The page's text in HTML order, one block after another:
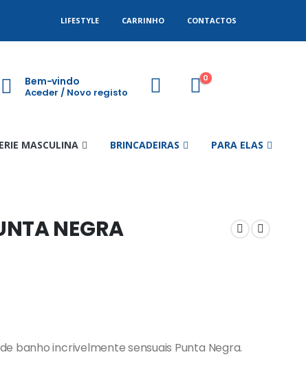
LIFESTYLE CARRINHO CONTACTOS
Bem-vindo
Aceder / Novo registo
0
MASCULINA BRINCADEIRAS PARA ELAS
NEGRA
banho incrivelmente sensuais Punta Negra.